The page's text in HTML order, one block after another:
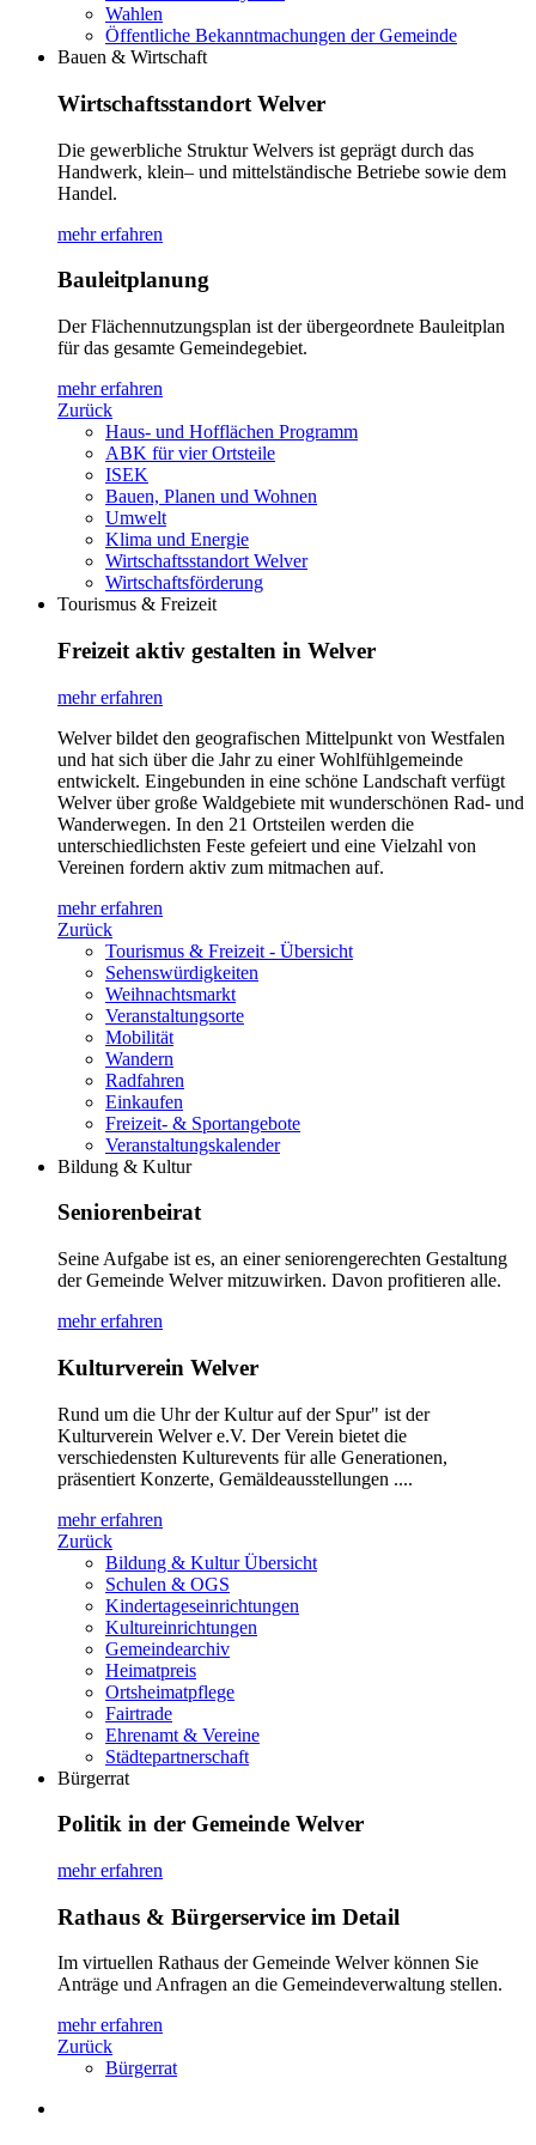
Wahlen
Öffentliche Bekanntmachungen der Gemeinde
Bauen & Wirtschaft
Wirtschaftsstandort Welver
Die gewerbliche Struktur Welvers ist geprägt durch das
Handwerk, klein– und mittelständische Betriebe sowie dem
Handel.
mehr erfahren
Bauleitplanung
Der Flächennutzungsplan ist der übergeordnete Bauleitplan
für das gesamte Gemeindegebiet.
mehr erfahren
Zurück
Haus- und Hofflächen Programm
ABK für vier Ortsteile
ISEK
Bauen, Planen und Wohnen
Umwelt
Klima und Energie
Wirtschaftsstandort Welver
Wirtschaftsförderung
Tourismus & Freizeit
Freizeit aktiv gestalten in Welver
mehr erfahren
Welver bildet den geografischen Mittelpunkt von Westfalen
und hat sich über die Jahr zu einer Wohlfühlgemeinde
entwickelt. Eingebunden in eine schöne Landschaft verfügt
Welver über große Waldgebiete mit wunderschönen Rad- und
Wanderwegen. In den 21 Ortsteilen werden die
unterschiedlichsten Feste gefeiert und eine Vielzahl von
Vereinen fordern aktiv zum mitmachen auf.
mehr erfahren
Zurück
Tourismus & Freizeit - Übersicht
Sehenswürdigkeiten
Weihnachtsmarkt
Veranstaltungsorte
Mobilität
Wandern
Radfahren
Einkaufen
Freizeit- & Sportangebote
Veranstaltungskalender
Bildung & Kultur
Seniorenbeirat
Seine Aufgabe ist es, an einer seniorengerechten Gestaltung
der Gemeinde Welver mitzuwirken. Davon profitieren alle.
mehr erfahren
Kulturverein Welver
Rund um die Uhr der Kultur auf der Spur" ist der
Kulturverein Welver e.V. Der Verein bietet die
verschiedensten Kulturevents für alle Generationen,
präsentiert Konzerte, Gemäldeausstellungen ....
mehr erfahren
Zurück
Bildung & Kultur Übersicht
Schulen & OGS
Kindertageseinrichtungen
Kultureinrichtungen
Gemeindearchiv
Heimatpreis
Ortsheimatpflege
Fairtrade
Ehrenamt & Vereine
Städtepartnerschaft
Bürgerrat
Politik in der Gemeinde Welver
mehr erfahren
Rathaus & Bürgerservice im Detail
Im virtuellen Rathaus der Gemeinde Welver können Sie
Anträge und Anfragen an die Gemeindeverwaltung stellen.
mehr erfahren
Zurück
Bürgerrat